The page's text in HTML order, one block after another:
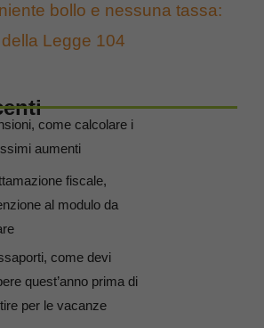
bollo e nessuna tassa:
Legge 104
come calcolare i
aumenti
fiscale,
al modulo da
come devi
quest’anno prima di
per le vacanze